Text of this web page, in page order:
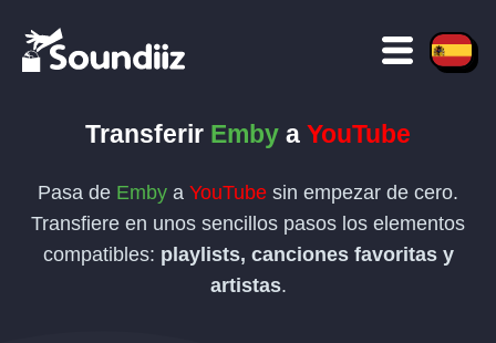
Transferir Emby a YouTube
Pasa de Emby a YouTube sin empezar de cero.
Transfiere en unos sencillos pasos los elementos
compatibles: playlists, canciones favoritas y
artistas.